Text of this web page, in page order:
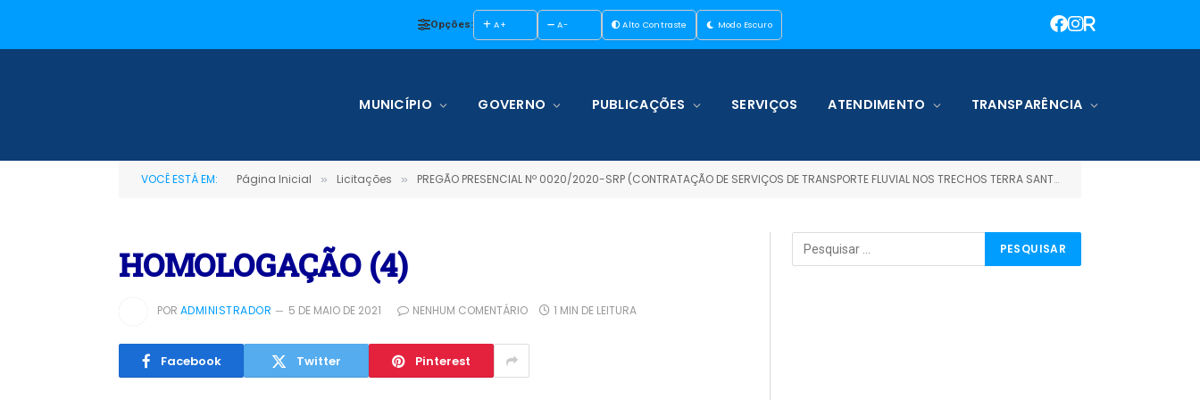
Opções: A+ A- Alto Contraste Modo Escuro
MUNICÍPIO GOVERNO PUBLICAÇÕES SERVIÇOS ATENDIMENTO TRANSPARÊNCIA
VOCÊ ESTÁ EM: Página Inicial » Licitações » PREGÃO PRESENCIAL Nº 0020/2020-SRP (CONTRATAÇÃO DE SERVIÇOS DE TRANSPORTE FLUVIAL NOS TRECHOS TERRA SANTA/SANTARÉM/TERRA SANTA, TERRA SANTA/PARINTINS/TERRA SANTA, TERRA SANTA/JURUTI/TERRA SANTA E TERRA SANTA/ORIXIMINÁ/TERRA SANTA, TERRA SANTA/ÓBIDOS/TERRASANTA)
HOMOLOGAÇÃO (4)
POR ADMINISTRADOR 5 DE MAIO DE 2021 NENHUM COMENTÁRIO 1 MIN DE LEITURA
Facebook Twitter Pinterest